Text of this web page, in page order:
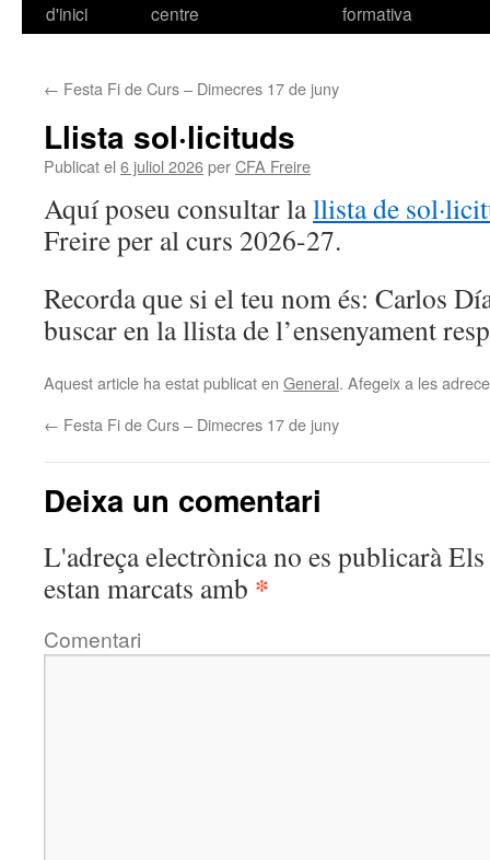
d'inici
centre
formativa
← Festa Fi de Curs – Dimecres 17 de juny
Llista sol·licituds
Publicat el 6 juliol 2026perCFA Freire
Aquí poseu consultar lallista de
Freire per al curs 2026-27.
Recorda que si el teu nom és: Carlos
buscar en la llista de l’ensenyament
Aquest article ha estat publicat en General. Afegeix a les
← Festa Fi de Curs – Dimecres 17 de juny
Deixa un comentari
L'adreça electrònica no es publicaràEls
estan marcats amb *
Comentari